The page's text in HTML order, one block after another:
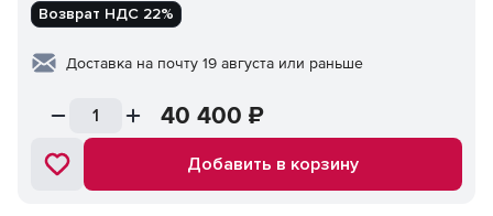
Возврат НДС 22%
Доставка на почту 19 августа или раньше
40 400 ₽
Добавить в корзину